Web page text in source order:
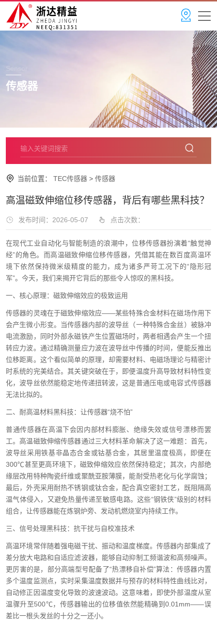
Sensor
传感器
当前位置： TEC传感器 > 传感器
高温磁致伸缩位移传感器，背后有哪些黑科技？
发布时间：2026-05-07 点击次数：
在现代工业自动化与智能制造的浪潮中，位移传感器扮演着“触觉神
经”的角色。而高温磁致伸缩位移传感器，凭借其能在数百度高温环
境下依然保持微米级精度的能力，成为诸多严苛工况下的“隐形冠
军”。今天，我们来揭开它背后的那些令人惊叹的黑科技。
一、核心原理：磁致伸缩效应的极致运用
传感器的灵魂在于磁致伸缩效应——某些特殊合金材料在磁场作用下
会产生微小形变。当传感器内部的波导丝（一种特殊合金丝）被脉冲
电流激励，同时外部永磁铁产生位置磁场时，两者相遇会产生一个扭
转应力波。通过精确测量应力波在波导丝中传播的时间，便能反推出
位移距离。这个看似简单的原理，却需要材料、电磁场理论与精密计
时系统的完美结合。其关键突破在于，即便温度升高导致材料特性变
化，波导丝依然能稳定地传递扭转波，这是普通压电或电容式传感器
无法比拟的。
二、耐高温材料黑科技：让传感器“烧不怕”
普通传感器在高温下会因内部材料膨胀、绝缘失效或信号漂移而罢
工。高温磁致伸缩传感器通过三大材料革命解决了这一难题：首先，
波导丝采用铁基非晶态合金或钴基合金，其居里温度极高，即便在
300℃甚至更高环境下，磁致伸缩效应依然保持稳定；其次，内部绝
缘层改用特种陶瓷纤维或聚酰亚胺薄膜，能耐受热老化与化学腐蚀；
最后，外壳采用耐热不锈钢或钛合金，配合真空密封工艺，既阻隔高
温气体侵入，又避免热量传递至敏感电路。这些“钢铁侠”级别的材料
组合，让传感器能在炼钢炉旁、发动机燃烧室内持续工作。
三、信号处理黑科技：抗干扰与自校准技术
高温环境常伴随着强电磁干扰、振动和温度梯度。传感器内部集成了
差分放大电路和自适应滤波器，能够自动抑制工频谐波和高频噪声。
更厉害的是，部分高端型号配备了“热漂移自补偿”算法：传感器内置
多个温度监测点，实时采集温度数据并与预存的材料特性曲线比对，
自动修正因温度变化导致的波速波动。这意味着，即使外部温度从室
温骤升至500℃，传感器输出的位移值依然能精确到0.01mm——误
差比一根头发丝的十分之一还小。